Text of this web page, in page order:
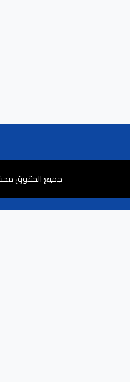
جميع الحقوق محفوظة 2026 © - المركز